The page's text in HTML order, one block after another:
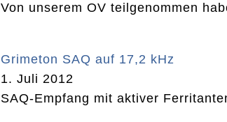
Von unserem OV teilgenommen
Grimeton SAQ auf 17,2 kHz
1. Juli 2012
SAQ-Empfang mit aktiver